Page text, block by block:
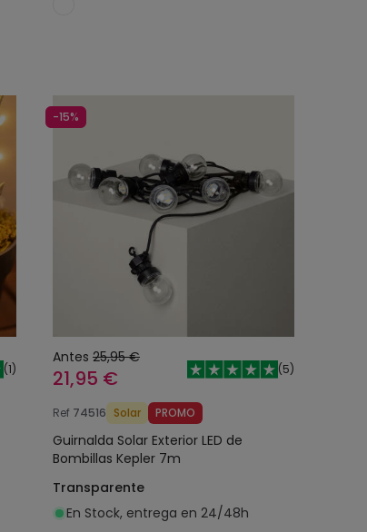
(1)
-15%
Antes 25,95 €
21,95 € (5)
Ref 74516 Solar PROMO
Guirnalda Solar Exterior LED de
Bombillas Kepler 7m
Transparente
En Stock, entrega en 24/48h